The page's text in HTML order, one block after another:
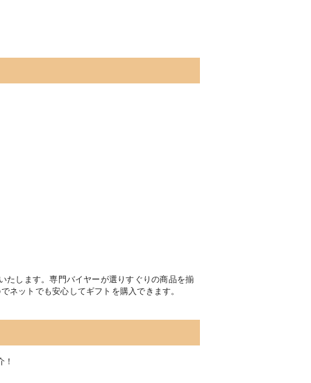
たします。専門バイヤーが選りすぐりの商品を揃
ネットでも安心してギフトを購入できます。